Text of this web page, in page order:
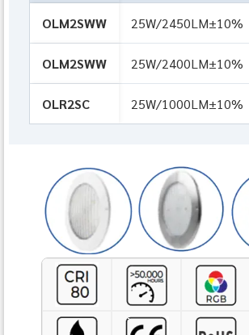
OLM2SWW 25W/2450LM±10%
OLM2SWW 25W/2400LM±10%
OLR2SC 25W/1000LM±10%